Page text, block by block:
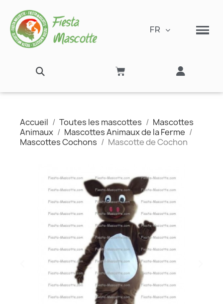
FR
Accueil Toutes les mascottes
Mascottes
Animaux
Mascottes Animaux de la Ferme
Mascottes Cochons
Mascotte de Cochon